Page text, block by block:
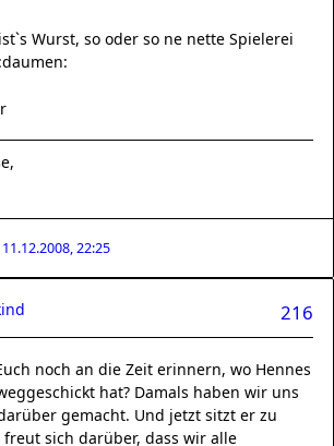
Wurst, so oder so ne nette Spielerei
11.12.2008, 22:25
216
noch an die Zeit erinnern, wo Hennes
hat? Damals haben wir uns
gemacht. Und jetzt sitzt er zu
freut sich darüber, dass wir alle